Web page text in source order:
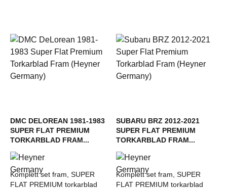
DMC DELOREAN 1981-1983
SUPER FLAT PREMIUM
TORKARBLAD FRAM...
Komplett set fram, SUPER
FLAT PREMIUM torkarblad
SUBARU BRZ 2012-2021
SUPER FLAT PREMIUM
TORKARBLAD FRAM...
Komplett set fram, SUPER
FLAT PREMIUM torkarblad